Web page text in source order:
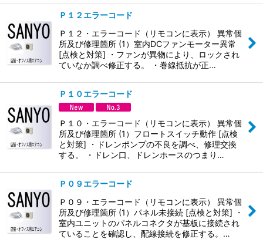
Ｐ１２エラーコード
Ｐ１２・エラーコード（リモコンに表示） 異常個
所及び修理箇所 (1）室内DCファンモーター異常
[点検と対策] ・ファンが異物により、ロックされ
ていなか調べ修正する。 ・巻線抵抗が正…
Ｐ１０エラーコード
Ｐ１０・エラーコード（リモコンに表示） 異常個
所及び修理箇所 (1）フロートスイッチ動作 [点検
と対策] ・ドレンポンプの不良を調べ、修理交換
する。 ・ドレン口、ドレンホースのつまり…
Ｐ０９エラーコード
Ｐ０９・エラーコード（リモコンに表示） 異常個
所及び修理箇所 (1）パネル未接続 [点検と対策] ・
室内ユニットのパネルコネクタが基板に接続され
ていることを確認し、配線接続を修正する。…